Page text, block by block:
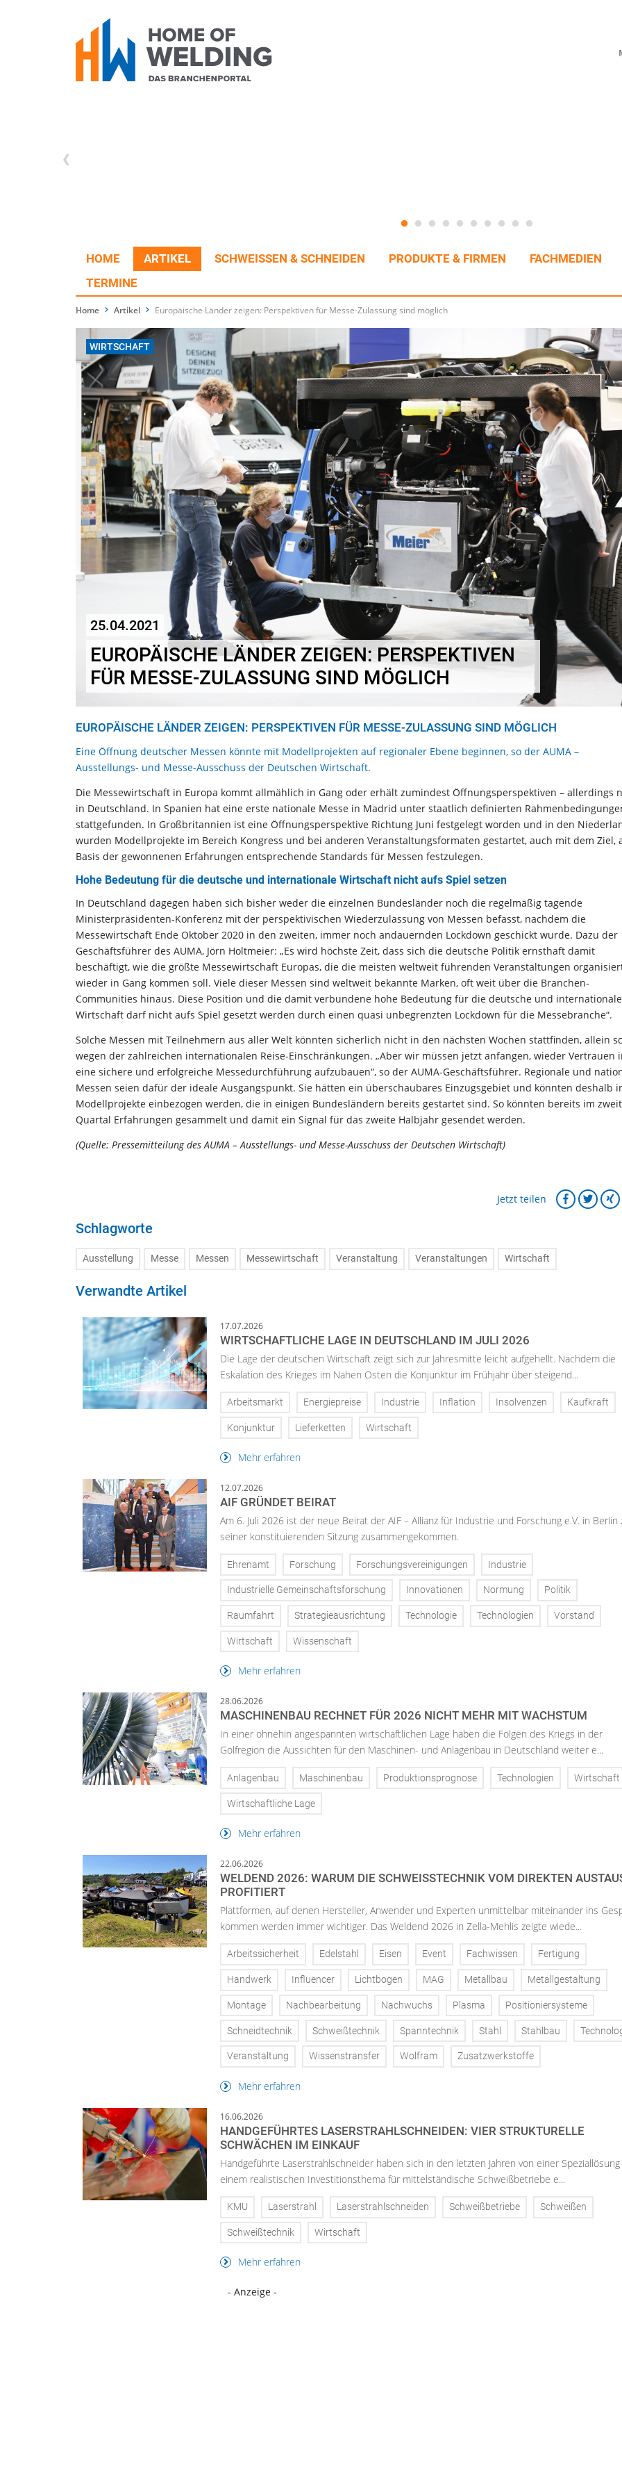
HOME ARTIKEL SCHWEISSEN & SCHNEIDEN PRODUKTE & FIRMEN
FACHMEDIEN
TERMINE
Home Artikel Europäische Länder zeigen: Perspektiven für Messe-Zulassung sind möglich
WIRTSCHAFT
25.04.2021
EUROPÄISCHE LÄNDER ZEIGEN: PERSPEKTIVEN
FÜR MESSE-ZULASSUNG SIND MÖGLICH
EUROPÄISCHE LÄNDER ZEIGEN: PERSPEKTIVEN FÜR MESSE-ZULASSUNG SIND MÖGLICH
Eine Öffnung deutscher Messen könnte mit Modellprojekten auf regionaler Ebene beginnen, so der AUMA –
Ausstellungs- und Messe-Ausschuss der Deutschen Wirtschaft.
Die Messewirtschaft in Europa kommt allmählich in Gang oder erhält zumindest Öffnungsperspektiven – allerdings
in Deutschland. In Spanien hat eine erste nationale Messe in Madrid unter staatlich definierten
stattgefunden. In Großbritannien ist eine Öffnungsperspektive Richtung Juni festgelegt worden und in den
wurden Modellprojekte im Bereich Kongress und bei anderen Veranstaltungsformaten gestartet, auch mit dem Ziel,
Basis der gewonnenen Erfahrungen entsprechende Standards für Messen festzulegen.
Hohe Bedeutung für die deutsche und internationale Wirtschaft nicht aufs Spiel setzen
In Deutschland dagegen haben sich bisher weder die einzelnen Bundesländer noch die regelmäßig tagende
Ministerpräsidenten-Konferenz mit der perspektivischen Wiederzulassung von Messen befasst, nachdem die
Messewirtschaft Ende Oktober 2020 in den zweiten, immer noch andauernden Lockdown geschickt wurde. Dazu der
Geschäftsführer des AUMA, Jörn Holtmeier: „Es wird höchste Zeit, dass sich die deutsche Politik ernsthaft damit
beschäftigt, wie die größte Messewirtschaft Europas, die die meisten weltweit führenden Veranstaltungen
wieder in Gang kommen soll. Viele dieser Messen sind weltweit bekannte Marken, oft weit über die Branchen-
Communities hinaus. Diese Position und die damit verbundene hohe Bedeutung für die deutsche und internationale
Wirtschaft darf nicht aufs Spiel gesetzt werden durch einen quasi unbegrenzten Lockdown für die Messebranche“.
Solche Messen mit Teilnehmern aus aller Welt könnten sicherlich nicht in den nächsten Wochen stattfinden, allein
wegen der zahlreichen internationalen Reise-Einschränkungen. „Aber wir müssen jetzt anfangen, wieder Vertrauen
eine sichere und erfolgreiche Messedurchführung aufzubauen“, so der AUMA-Geschäftsführer. Regionale und
Messen seien dafür der ideale Ausgangspunkt. Sie hätten ein überschaubares Einzugsgebiet und könnten deshalb
Modellprojekte einbezogen werden, die in einigen Bundesländern bereits gestartet sind. So könnten bereits im
Quartal Erfahrungen gesammelt und damit ein Signal für das zweite Halbjahr gesendet werden.
(Quelle: Pressemitteilung des AUMA – Ausstellungs- und Messe-Ausschuss der Deutschen Wirtschaft)
Jetzt teilen
Schlagworte
Ausstellung Messe Messen Messewirtschaft Veranstaltung Veranstaltungen Wirtschaft
Verwandte Artikel
17.07.2026
WIRTSCHAFTLICHE LAGE IN DEUTSCHLAND IM JULI 2026
Die Lage der deutschen Wirtschaft zeigt sich zur Jahresmitte leicht aufgehellt. Nachdem die
Eskalation des Krieges im Nahen Osten die Konjunktur im Frühjahr über steigend...
Arbeitsmarkt Energiepreise Industrie Inflation Insolvenzen Kaufkraft
Konjunktur Lieferketten Wirtschaft
Mehr erfahren
12.07.2026
AIF GRÜNDET BEIRAT
Am 6. Juli 2026 ist der neue Beirat der AIF – Allianz für Industrie und Forschung e.V. in Berlin
seiner konstituierenden Sitzung zusammengekommen.
Ehrenamt Forschung Forschungsvereinigungen Industrie
Industrielle Gemeinschaftsforschung Innovationen Normung Politik
Raumfahrt Strategieausrichtung Technologie Technologien Vorstand
Wirtschaft Wissenschaft
Mehr erfahren
28.06.2026
MASCHINENBAU RECHNET FÜR 2026 NICHT MEHR MIT WACHSTUM
In einer ohnehin angespannten wirtschaftlichen Lage haben die Folgen des Kriegs in der
Golfregion die Aussichten für den Maschinen- und Anlagenbau in Deutschland weiter e...
Anlagenbau Maschinenbau Produktionsprognose Technologien Wirtschaft
Wirtschaftliche Lage
Mehr erfahren
22.06.2026
WELDEND 2026: WARUM DIE SCHWEISSTECHNIK VOM DIREKTEN
ROFITIERT
Plattformen, auf denen Hersteller, Anwender und Experten unmittelbar miteinander ins
kommen werden immer wichtiger. Das Weldend 2026 in Zella-Mehlis zeigte wiede...
Arbeitssicherheit Edelstahl Eisen Event Fachwissen Fertigung
Handwerk Influencer Lichtbogen MAG Metallbau Metallgestaltung
Montage Nachbearbeitung Nachwuchs Plasma Positioniersysteme
Schneidtechnik Schweißtechnik Spanntechnik Stahl Stahlbau
Veranstaltung Wissenstransfer Wolfram Zusatzwerkstoffe
Mehr erfahren
16.06.2026
HANDGEFÜHRTES LASERSTRAHLSCHNEIDEN: VIER STRUKTURELLE
SCHWÄCHEN IM EINKAUF
Handgeführte Laserstrahlschneider haben sich in den letzten Jahren von einer Speziallösung
einem realistischen Investitionsthema für mittelständische Schweißbetriebe e...
KMU Laserstrahl Laserstrahlschneiden Schweißbetriebe Schweißen
Schweißtechnik Wirtschaft
Mehr erfahren
- Anzeige -